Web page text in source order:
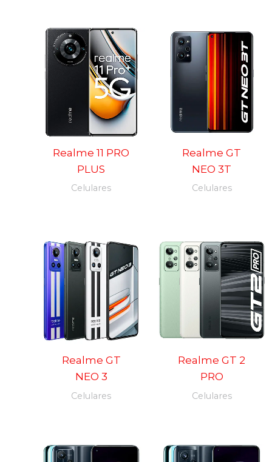
Realme 11 PRO
PLUS
Celulares
Realme GT
NEO 3T
Celulares
Realme GT
NEO 3
Celulares
Realme GT 2
PRO
Celulares